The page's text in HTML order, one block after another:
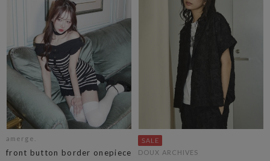
amerge.
front button border onepiece DOUX ARCHIVES